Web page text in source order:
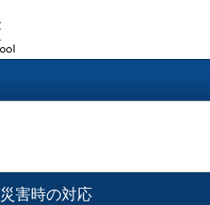
災害時の対応